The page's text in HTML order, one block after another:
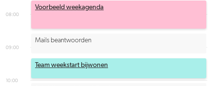
08:00
09:00
10:00
Team weekstart bijwonen
Voorbeeld weekagenda
Mails beantwoorden